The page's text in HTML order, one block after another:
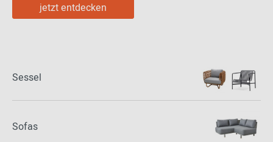
jetzt entdecken
Sessel
Sofas